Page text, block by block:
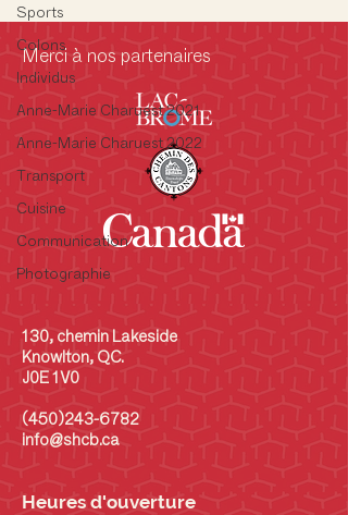
Sports
Colons
Individus
Anne-Marie Charuest 2021
Anne-Marie Charuest 2022
Transport
Cuisine
Communication
Photographie
Merci à nos partenaires
130, chemin Lakeside
Knowlton, QC.
J0E 1V0
(450)243-6782
info@shcb.ca
Heures d'ouverture